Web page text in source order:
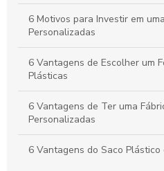
6 Motivos para Investir em
Personalizadas
6 Vantagens de Escolher um
Plásticas
6 Vantagens de Ter uma
Personalizadas
6 Vantagens do Saco Plástico